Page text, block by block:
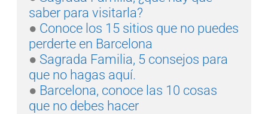
saber para visitarla?
● Conoce los 15 sitios que no puedes
perderte en Barcelona
● Sagrada Familia, 5 consejos para
que no hagas aquí.
● Barcelona, conoce las 10 cosas
que no debes hacer